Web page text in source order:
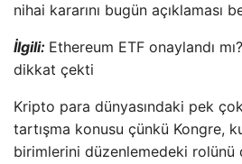
nihai kararını bugün açıklaması
İlgili: Ethereum ETF onaylandı
dikkat çekti
Kripto para dünyasındaki pek
tartışma konusu çünkü Kongre,
birimlerini düzenlemedeki rolünü